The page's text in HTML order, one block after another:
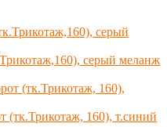
серый меланж
160), т.синий